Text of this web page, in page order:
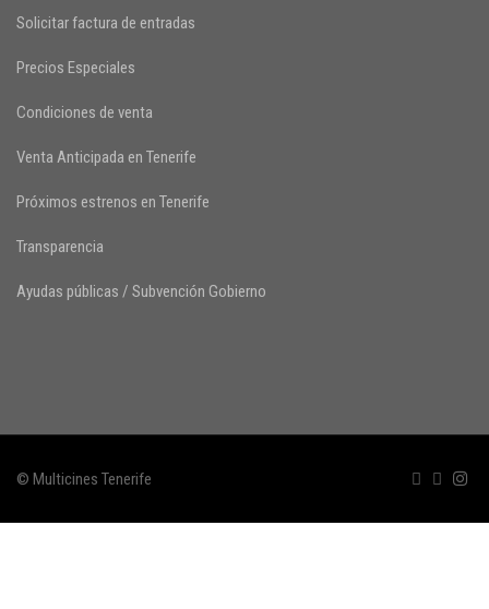
Solicitar factura de entradas
Precios Especiales
Condiciones de venta
Venta Anticipada en Tenerife
Próximos estrenos en Tenerife
Transparencia
Ayudas públicas / Subvención Gobierno
© Multicines Tenerife